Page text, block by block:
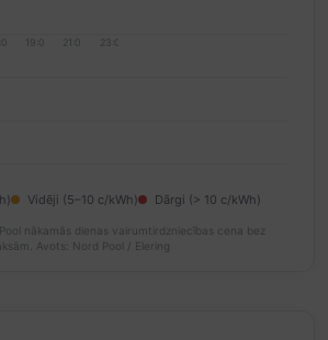
19:00 21:00 23:00
Vidēji (5–10 c/kWh) Dārgi (> 10 c/kWh)
nākamās dienas vairumtirdzniecības cena bez
Avots: Nord Pool / Elering